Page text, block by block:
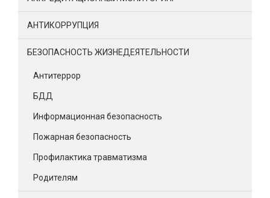
АНТИКОРРУПЦИЯ
БЕЗОПАСНОСТЬ ЖИЗНЕДЕЯТЕЛЬНОСТИ
Антитеррор
БДД
Информационная безопасность
Пожарная безопасность
Профилактика травматизма
Родителям